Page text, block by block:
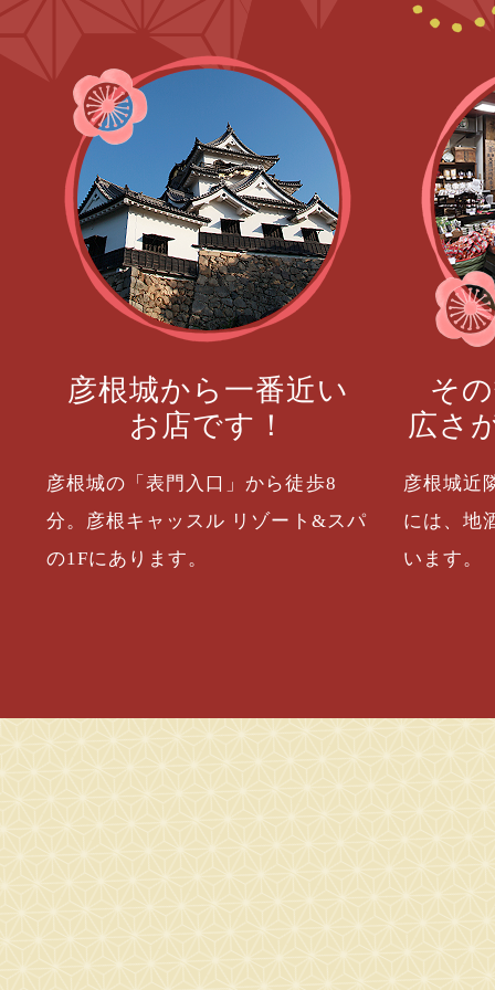
彦根城から一番近い
お店です！
彦根城の「表門入口」から徒歩8
分。彦根キャッスル リゾート&スパ
の1Fにあります。
そ
広さ
彦根城近
には、地
います。